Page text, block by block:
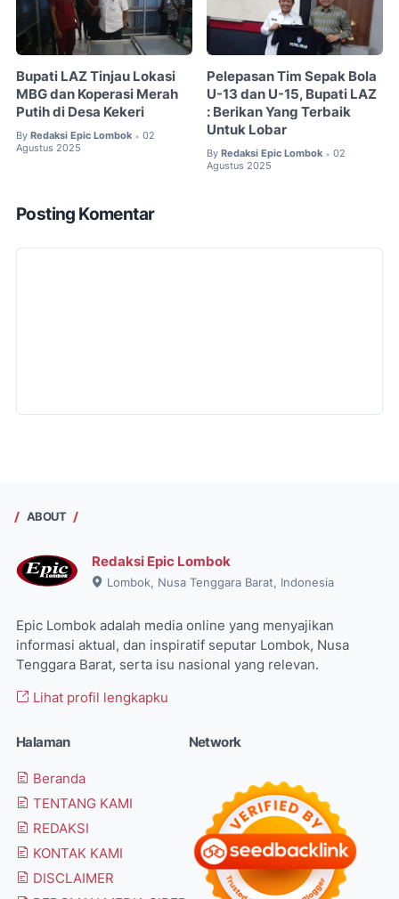
Bupati LAZ Tinjau Lokasi
MBG dan Koperasi Merah
Putih di Desa Kekeri
By Redaksi Epic Lombok • 02
Agustus 2025
Pelepasan Tim Sepak Bola
U-13 dan U-15, Bupati LAZ
: Berikan Yang Terbaik
Untuk Lobar
By Redaksi Epic Lombok • 02
Agustus 2025
Posting Komentar
ABOUT
Redaksi Epic Lombok
Lombok, Nusa Tenggara Barat, Indonesia
Epic Lombok adalah media online yang menyajikan
informasi aktual, dan inspiratif seputar Lombok, Nusa
Tenggara Barat, serta isu nasional yang relevan.
Lihat profil lengkapku
Halaman
Beranda
TENTANG KAMI
REDAKSI
KONTAK KAMI
DISCLAIMER
Network